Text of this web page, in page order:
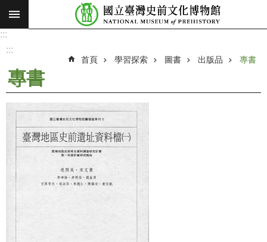
跳到主要內容區塊
搜
願
景
使
命
:::
:::
首頁 學習探索 圖書 出版品 專書
專書